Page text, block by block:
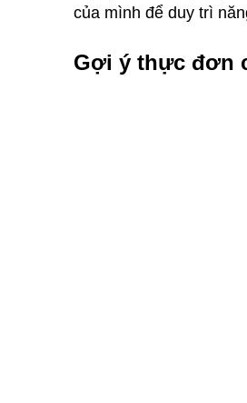
của mình để duy trì
Gợi ý thực đơn